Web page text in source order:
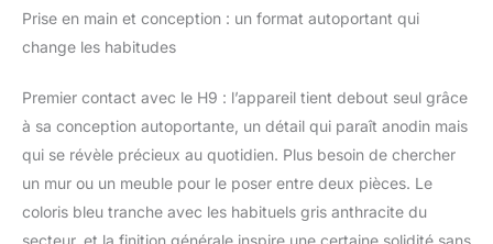
d'animaux incrustés au
BATTERIE AMOVIBLE:
Équipé d'une batterie
haute capacité à 8 cellules
de 3000 mAh, il garantit
nettoyage ininterrompu en
Prise en main et conception : un format autoportant qui
change les habitudes
Premier contact avec le H9 : l’appareil tient debout seul grâce
à sa conception autoportante, un détail qui paraît anodin mais
qui se révèle précieux au quotidien. Plus besoin de chercher
un mur ou un meuble pour le poser entre deux pièces. Le
coloris bleu tranche avec les habituels gris anthracite du
secteur, et la finition générale inspire une certaine solidité sans